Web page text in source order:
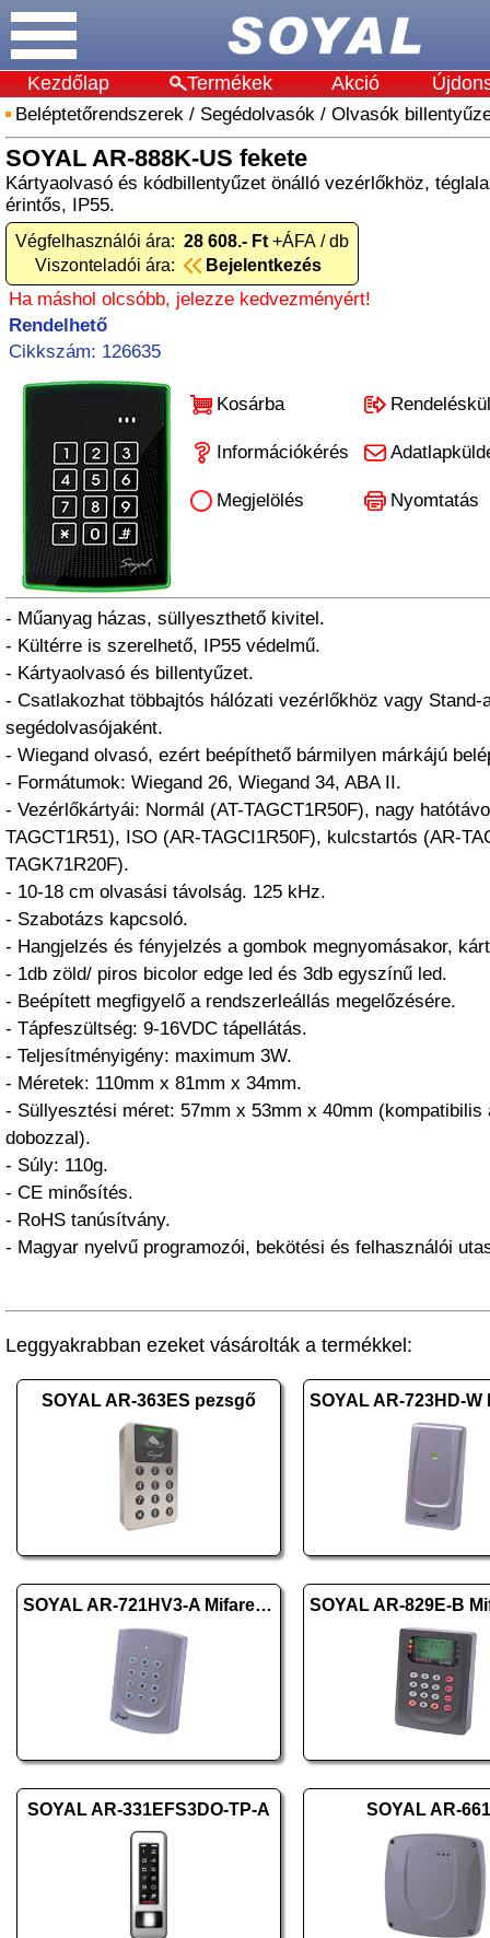
Kezdőlap Termékek Akció
Beléptetőrendszerek / Segédolvasók / Olvasók
SOYAL AR-888K-US fekete
Kártyaolvasó és kódbillentyűzet önálló vezérlőkhöz,
érintős, IP55.
Végfelhasználói ára: 28 608.- Ft +ÁFA / db
Viszonteladói ára:
Bejelentkezés
Ha máshol olcsóbb, jelezze kedvezményért!
Rendelhető
Cikkszám: 126635
Kosárba
Információkérés
Megjelölés Nyomtatás
- Műanyag házas, süllyeszthető kivitel.
- Kültérre is szerelhető, IP55 védelmű.
- Kártyaolvasó és billentyűzet.
- Csatlakozhat többajtós hálózati vezérlőkhöz vagy Stand-
segédolvasójaként.
- Wiegand olvasó, ezért beépíthető bármilyen márkájú
- Formátumok: Wiegand 26, Wiegand 34, ABA II.
- Vezérlőkártyái: Normál (AT-TAGCT1R50F), nagy
TAGCT1R51), ISO (AR-TAGCI1R50F), kulcstartós (AR-
TAGK71R20F).
- 10-18 cm olvasási távolság. 125 kHz.
- Szabotázs kapcsoló.
- Hangjelzés és fényjelzés a gombok megnyomásakor,
- 1db zöld/ piros bicolor edge led és 3db egyszínű led.
- Beépített megfigyelő a rendszerleállás megelőzésére.
- Tápfeszültség: 9-16VDC tápellátás.
- Teljesítményigény: maximum 3W.
- Méretek: 110mm x 81mm x 34mm.
- Süllyesztési méret: 57mm x 53mm x 40mm
dobozzal).
- Súly: 110g.
- CE minősítés.
- RoHS tanúsítvány.
- Magyar nyelvű programozói, bekötési és felhasználói
Leggyakrabban ezeket vásárolták a termékkel:
SOYAL AR-363ES pezsgő
SOYAL AR-721HV3-A Mifare ezüst
SOYAL AR-331EFS3DO-TP-A SOYAL AR-